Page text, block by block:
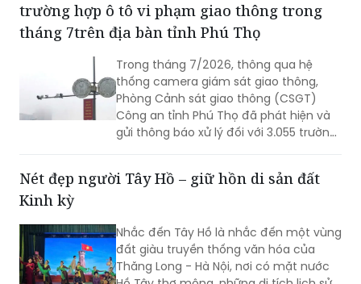
trường hợp ô tô vi phạm giao thông trong
tháng 7trên địa bàn tỉnh Phú Thọ
Trong tháng 7/2026, thông qua hệ
thống camera giám sát giao thông,
Phòng Cảnh sát giao thông (CSGT)
Công an tỉnh Phú Thọ đã phát hiện và
gửi thông báo xử lý đối với 3.055 trường
biến tập trung vào hành vi chạy quá
Nét đẹp người Tây Hồ – giữ hồn di sản đất
Kinh kỳ
Nhắc đến Tây Hồ là nhắc đến một vùng
đất giàu truyền thống văn hóa của
Thăng Long - Hà Nội, nơi có mặt nước